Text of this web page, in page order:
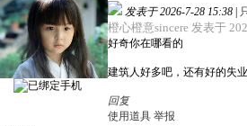
发表于 2026-7-28 15:38
橙心橙意sincere 发表于
好奇你在哪看的
建筑人好多吧，还有好的失
回复
使用道具 举报